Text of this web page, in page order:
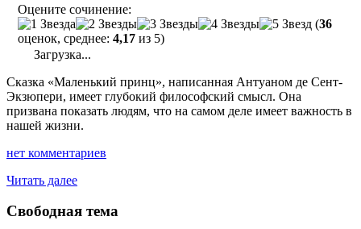
Оцените сочинение:
(36
оценок, среднее: 4,17 из 5)
Загрузка...
Сказка «Маленький принц», написанная Антуаном де Сент-
Экзюпери, имеет глубокий философский смысл. Она
призвана показать людям, что на самом деле имеет важность в
нашей жизни.
нет комментариев
Читать далее"«Маленький
—
Свободная тема